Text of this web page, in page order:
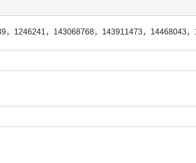
， 1246241， 143068768， 143911473， 14468043，